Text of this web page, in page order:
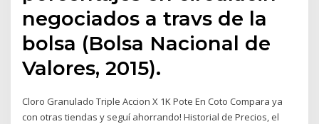
negociados a travs de la
bolsa (Bolsa Nacional de
Valores, 2015).
Cloro Granulado Triple Accion X 1K Pote En Coto Compara ya
con otras tiendas y seguí ahorrando! Historial de Precios, el